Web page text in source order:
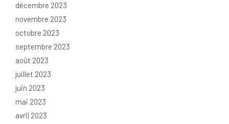
décembre 2023
novembre 2023
octobre 2023
septembre 2023
août 2023
juillet 2023
juin 2023
mai 2023
avril 2023